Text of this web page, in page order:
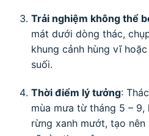
Trải nghiệm không thể
mát dưới dòng thác,
khung cảnh hùng vĩ
suối.
Thời điểm lý tưởng:
mùa mưa từ tháng 5 –
rừng xanh mướt, tạo nên